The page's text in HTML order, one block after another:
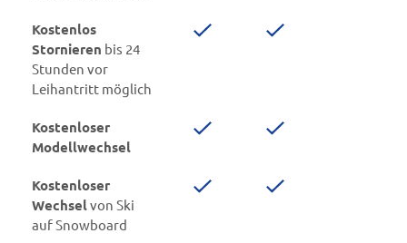
Kostenlos
Stornieren bis 24
Stunden vor
Leihantritt möglich
Kostenloser
Modellwechsel
Kostenloser
Wechselvon Ski
auf Snowboard